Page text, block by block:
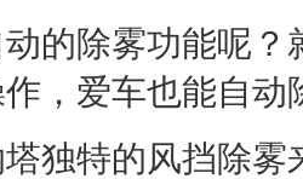
除雾功能呢？
，爱车也能自动
独特的风挡除雾